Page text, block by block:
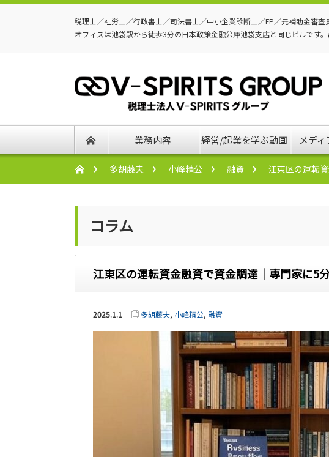
税理士／社労士／行政書士／司法書士／中小企業診断士／FP／元補助金審
オフィスは池袋駅から徒歩3分の日本政策金融公庫池袋支店と同じビルです
業務内容 経営/起業を学ぶ動画 メデ
多胡藤夫 小峰精公 融資 江東区の運転
コラム
江東区の運転資金融資で資金調達｜専門家に5
2025.1.1 多胡藤夫, 小峰精公, 融資